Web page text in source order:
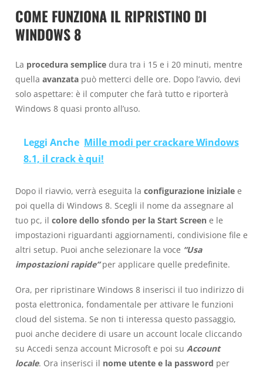
COME FUNZIONA IL RIPRISTINO DI
WINDOWS 8
La procedura semplice dura tra i 15 e i 20 minuti, mentre
quella avanzata può metterci delle ore. Dopo l’avvio, devi
solo aspettare: è il computer che farà tutto e riporterà
Windows 8 quasi pronto all’uso.
Leggi Anche Mille modi per crackare Windows
8.1, il crack è qui!
Dopo il riavvio, verrà eseguita la configurazione iniziale e
poi quella di Windows 8. Scegli il nome da assegnare al
tuo pc, il colore dello sfondo per la Start Screen e le
impostazioni riguardanti aggiornamenti, condivisione file e
altri setup. Puoi anche selezionare la voce “Usa
impostazioni rapide”per applicare quelle predefinite.
Ora, per ripristinare Windows 8 inserisci il tuo indirizzo di
posta elettronica, fondamentale per attivare le funzioni
cloud del sistema. Se non ti interessa questo passaggio,
puoi anche decidere di usare un account locale cliccando
su Accedi senza account Microsoft e poi su Account
locale. Ora inserisci il nome utente e la password per